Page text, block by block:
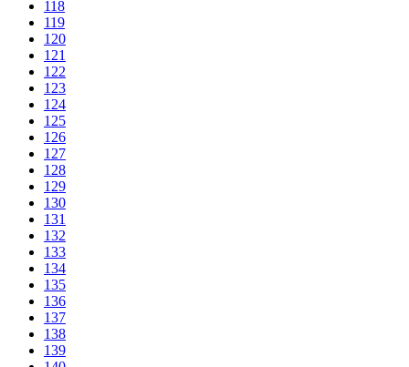
118
119
120
121
122
123
124
125
126
127
128
129
130
131
132
133
134
135
136
137
138
139